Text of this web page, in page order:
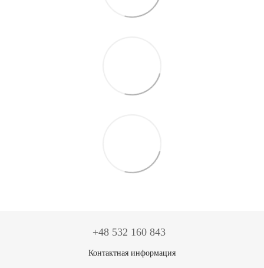
+48 532 160 843
Контактная информация